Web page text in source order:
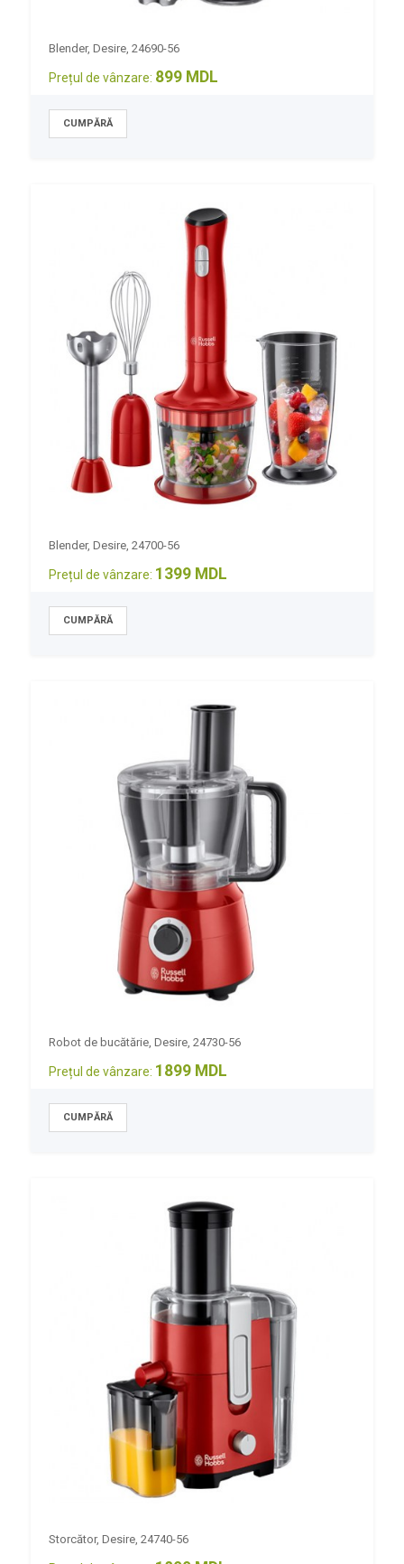
Blender, Desire, 24690-56
Prețul de vânzare: 899 MDL
Blender, Desire, 24700-56
Prețul de vânzare: 1399 MDL
Robot de bucătărie, Desire, 24730-56
Prețul de vânzare: 1899 MDL
Storcător, Desire, 24740-56